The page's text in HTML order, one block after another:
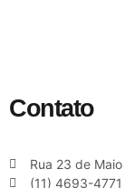
Contato
Rua 23 de
(11) 4693-4771